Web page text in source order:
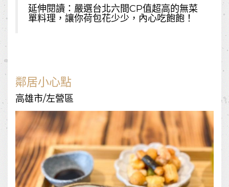
延伸閱讀： 嚴選台北六間CP值超高的無菜
單料理，讓你荷包花少少，內心吃飽飽！
鄰居小心點
高雄市/左營區